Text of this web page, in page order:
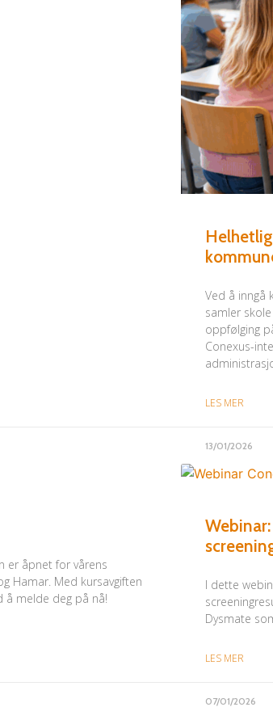
Ved å inngå
samler
oppfølging
Conexus-
LES MER
13/01/2026
er åpnet for vårens
Hamar. Med kursavgiften
å melde deg på nå!
I dette
Dysmate
LES MER
07/01/2026